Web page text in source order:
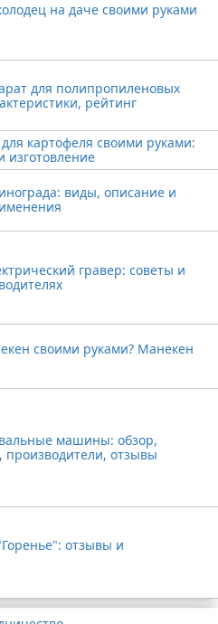
на даче своими руками
для полипропиленовых
рейтинг
картофеля своими руками:
изготовление
виды, описание и
гравер: советы и
своими руками? Манекен
машины: обзор,
производители, отзывы
отзывы и